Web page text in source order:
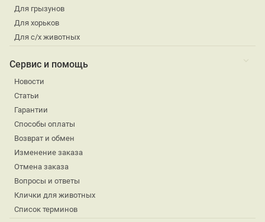
Для грызунов
Для хорьков
Для с/х животных
Сервис и помощь
Новости
Статьи
Гарантии
Способы оплаты
Возврат и обмен
Изменение заказа
Отмена заказа
Вопросы и ответы
Клички для животных
Список терминов